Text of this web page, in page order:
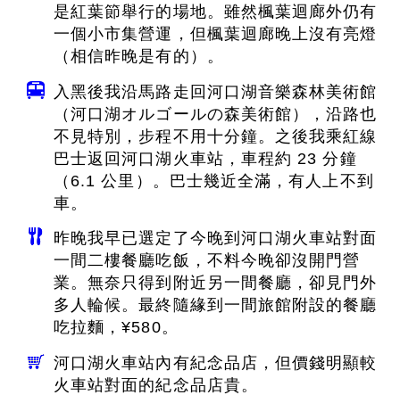
是紅葉節舉行的場地。雖然楓葉迴廊外仍有
一個小市集營運，但楓葉迴廊晚上沒有亮燈
（相信昨晚是有的）。
入黑後我沿馬路走回河口湖音樂森林美術館
（河口湖オルゴールの森美術館），沿路也
不見特別，步程不用十分鐘。之後我乘紅線
巴士返回河口湖火車站，車程約 23 分鐘
（6.1 公里）。巴士幾近全滿，有人上不到
車。
昨晚我早已選定了今晚到河口湖火車站對面
一間二樓餐廳吃飯，不料今晚卻沒開門營
業。無奈只得到附近另一間餐廳，卻見門外
多人輪候。最終隨緣到一間旅館附設的餐廳
吃拉麵，¥580。
河口湖火車站內有紀念品店，但價錢明顯較
火車站對面的紀念品店貴。